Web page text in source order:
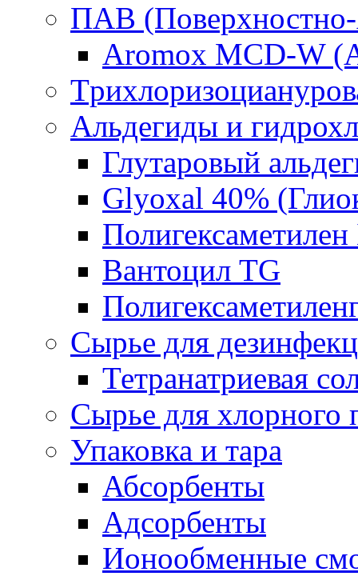
ПАВ
Aromox MCD-W
Альдегиды и
Глутаровый
Glyoxal 40%
Вантоцил TG
Сырье для
Тетранатриевая
Сырье для хлорного
Упаковка и тара
Абсорбенты
Адсорбенты
Ионообменные